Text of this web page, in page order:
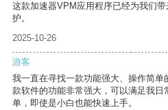
这款加速器VPM应用程序已经为我们
护。
2025-10-26
游客
我一直在寻找一款功能强大、操作简
款软件的功能非常强大，可以满足我
单，即使是小白也能快速上手。